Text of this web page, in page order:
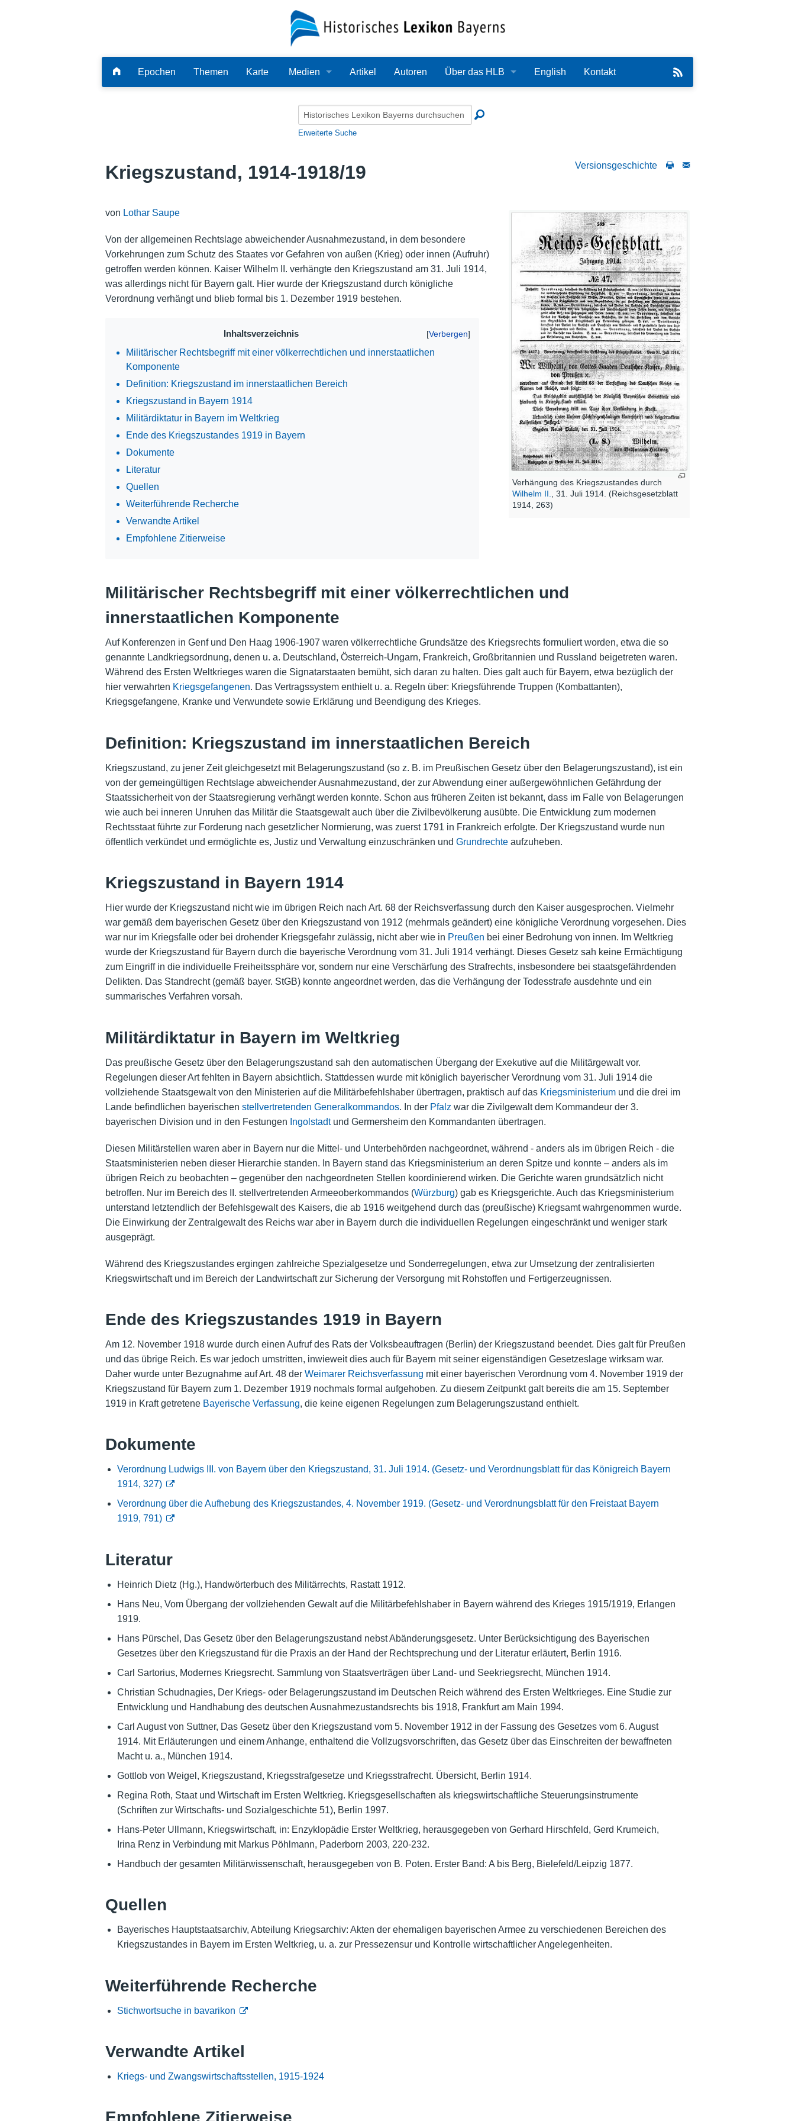
Epochen Themen Karte Medien
Audio
PDF
Artikel Autoren Über das HLB
Redaktion
Häufige Fragen
Nutzungshinweise
English Kontakt
Erweiterte Suche
Versionsgeschichte
Kriegszustand, 1914-1918/19
Verhängung des Kriegszustandes durch
Wilhelm II.
, 31. Juli 1914. (Reichsgesetzblatt
1914, 263)
von Lothar Saupe
Von der allgemeinen Rechtslage abweichender Ausnahmezustand, in dem besondere
Vorkehrungen zum Schutz des Staates vor Gefahren von außen (Krieg) oder innen (Aufruhr)
getroffen werden können. Kaiser Wilhelm II. verhängte den Kriegszustand am 31. Juli 1914,
was allerdings nicht für Bayern galt. Hier wurde der Kriegszustand durch königliche
Verordnung verhängt und blieb formal bis 1. Dezember 1919 bestehen.
Inhaltsverzeichnis
Militärischer Rechtsbegriff mit einer völkerrechtlichen und innerstaatlichen
Komponente
Definition: Kriegszustand im innerstaatlichen Bereich
Kriegszustand in Bayern 1914
Militärdiktatur in Bayern im Weltkrieg
Ende des Kriegszustandes 1919 in Bayern
Dokumente
Literatur
Quellen
Weiterführende Recherche
Verwandte Artikel
Empfohlene Zitierweise
Militärischer Rechtsbegriff mit einer völkerrechtlichen und
innerstaatlichen Komponente
Auf Konferenzen in Genf und Den Haag 1906-1907 waren völkerrechtliche Grundsätze des Kriegsrechts formuliert worden, etwa die so
genannte Landkriegsordnung, denen u. a. Deutschland, Österreich-Ungarn, Frankreich, Großbritannien und Russland beigetreten waren.
Während des Ersten Weltkrieges waren die Signatarstaaten bemüht, sich daran zu halten. Dies galt auch für Bayern, etwa bezüglich der
hier verwahrten Kriegsgefangenen. Das Vertragssystem enthielt u. a. Regeln über: Kriegsführende Truppen (Kombattanten),
Kriegsgefangene, Kranke und Verwundete sowie Erklärung und Beendigung des Krieges.
Definition: Kriegszustand im innerstaatlichen Bereich
Kriegszustand, zu jener Zeit gleichgesetzt mit Belagerungszustand (so z. B. im Preußischen Gesetz über den Belagerungszustand), ist ein
von der gemeingültigen Rechtslage abweichender Ausnahmezustand, der zur Abwendung einer außergewöhnlichen Gefährdung der
Staatssicherheit von der Staatsregierung verhängt werden konnte. Schon aus früheren Zeiten ist bekannt, dass im Falle von Belagerungen
wie auch bei inneren Unruhen das Militär die Staatsgewalt auch über die Zivilbevölkerung ausübte. Die Entwicklung zum modernen
Rechtsstaat führte zur Forderung nach gesetzlicher Normierung, was zuerst 1791 in Frankreich erfolgte. Der Kriegszustand wurde nun
öffentlich verkündet und ermöglichte es, Justiz und Verwaltung einzuschränken und Grundrechteaufzuheben.
Kriegszustand in Bayern 1914
Hier wurde der Kriegszustand nicht wie im übrigen Reich nach Art. 68 der Reichsverfassung durch den Kaiser ausgesprochen. Vielmehr
war gemäß dem bayerischen Gesetz über den Kriegszustand von 1912 (mehrmals geändert) eine königliche Verordnung vorgesehen. Dies
war nur im Kriegsfalle oder bei drohender Kriegsgefahr zulässig, nicht aber wie in Preußen bei einer Bedrohung von innen. Im Weltkrieg
wurde der Kriegszustand für Bayern durch die bayerische Verordnung vom 31. Juli 1914 verhängt. Dieses Gesetz sah keine Ermächtigung
zum Eingriff in die individuelle Freiheitssphäre vor, sondern nur eine Verschärfung des Strafrechts, insbesondere bei staatsgefährdenden
Delikten. Das Standrecht (gemäß bayer. StGB) konnte angeordnet werden, das die Verhängung der Todesstrafe ausdehnte und ein
summarisches Verfahren vorsah.
Militärdiktatur in Bayern im Weltkrieg
Das preußische Gesetz über den Belagerungszustand sah den automatischen Übergang der Exekutive auf die Militärgewalt vor.
Regelungen dieser Art fehlten in Bayern absichtlich. Stattdessen wurde mit königlich bayerischer Verordnung vom 31. Juli 1914 die
vollziehende Staatsgewalt von den Ministerien auf die Militärbefehlshaber übertragen, praktisch auf das Kriegsministeriumund die drei im
Lande befindlichen bayerischen stellvertretenden Generalkommandos. In der Pfalz war die Zivilgewalt dem Kommandeur der 3.
bayerischen Division und in den Festungen Ingolstadtund Germersheim den Kommandanten übertragen.
Diesen Militärstellen waren aber in Bayern nur die Mittel- und Unterbehörden nachgeordnet, während - anders als im übrigen Reich - die
Staatsministerien neben dieser Hierarchie standen. In Bayern stand das Kriegsministerium an deren Spitze und konnte – anders als im
übrigen Reich zu beobachten – gegenüber den nachgeordneten Stellen koordinierend wirken. Die Gerichte waren grundsätzlich nicht
betroffen. Nur im Bereich des II. stellvertretenden Armeeoberkommandos (Würzburg) gab es Kriegsgerichte. Auch das Kriegsministerium
unterstand letztendlich der Befehlsgewalt des Kaisers, die ab 1916 weitgehend durch das (preußische) Kriegsamt wahrgenommen wurde.
Die Einwirkung der Zentralgewalt des Reichs war aber in Bayern durch die individuellen Regelungen eingeschränkt und weniger stark
ausgeprägt.
Während des Kriegszustandes ergingen zahlreiche Spezialgesetze und Sonderregelungen, etwa zur Umsetzung der zentralisierten
Kriegswirtschaft und im Bereich der Landwirtschaft zur Sicherung der Versorgung mit Rohstoffen und Fertigerzeugnissen.
Ende des Kriegszustandes 1919 in Bayern
Am 12. November 1918 wurde durch einen Aufruf des Rats der Volksbeauftragen (Berlin) der Kriegszustand beendet. Dies galt für Preußen
und das übrige Reich. Es war jedoch umstritten, inwieweit dies auch für Bayern mit seiner eigenständigen Gesetzeslage wirksam war.
Daher wurde unter Bezugnahme auf Art. 48 der Weimarer Reichsverfassung mit einer bayerischen Verordnung vom 4. November 1919 der
Kriegszustand für Bayern zum 1. Dezember 1919 nochmals formal aufgehoben. Zu diesem Zeitpunkt galt bereits die am 15. September
1919 in Kraft getretene Bayerische Verfassung, die keine eigenen Regelungen zum Belagerungszustand enthielt.
Dokumente
Verordnung Ludwigs III. von Bayern über den Kriegszustand, 31. Juli 1914. (Gesetz- und Verordnungsblatt für das Königreich Bayern
1914, 327)
Verordnung über die Aufhebung des Kriegszustandes, 4. November 1919. (Gesetz- und Verordnungsblatt für den Freistaat Bayern
1919, 791)
Literatur
Heinrich Dietz (Hg.), Handwörterbuch des Militärrechts, Rastatt 1912.
Hans Neu, Vom Übergang der vollziehenden Gewalt auf die Militärbefehlshaber in Bayern während des Krieges 1915/1919, Erlangen
1919.
Hans Pürschel, Das Gesetz über den Belagerungszustand nebst Abänderungsgesetz. Unter Berücksichtigung des Bayerischen
Gesetzes über den Kriegszustand für die Praxis an der Hand der Rechtsprechung und der Literatur erläutert, Berlin 1916.
Carl Sartorius, Modernes Kriegsrecht. Sammlung von Staatsverträgen über Land- und Seekriegsrecht, München 1914.
Christian Schudnagies, Der Kriegs- oder Belagerungszustand im Deutschen Reich während des Ersten Weltkrieges. Eine Studie zur
Entwicklung und Handhabung des deutschen Ausnahmezustandsrechts bis 1918, Frankfurt am Main 1994.
Carl August von Suttner, Das Gesetz über den Kriegszustand vom 5. November 1912 in der Fassung des Gesetzes vom 6. August
1914. Mit Erläuterungen und einem Anhange, enthaltend die Vollzugsvorschriften, das Gesetz über das Einschreiten der bewaffneten
Macht u. a., München 1914.
Gottlob von Weigel, Kriegszustand, Kriegsstrafgesetze und Kriegsstrafrecht. Übersicht, Berlin 1914.
Regina Roth, Staat und Wirtschaft im Ersten Weltkrieg. Kriegsgesellschaften als kriegswirtschaftliche Steuerungsinstrumente
(Schriften zur Wirtschafts- und Sozialgeschichte 51), Berlin 1997.
Hans-Peter Ullmann, Kriegswirtschaft, in: Enzyklopädie Erster Weltkrieg, herausgegeben von Gerhard Hirschfeld, Gerd Krumeich,
Irina Renz in Verbindung mit Markus Pöhlmann, Paderborn 2003, 220-232.
Handbuch der gesamten Militärwissenschaft, herausgegeben von B. Poten. Erster Band: A bis Berg, Bielefeld/Leipzig 1877.
Quellen
Bayerisches Hauptstaatsarchiv, Abteilung Kriegsarchiv: Akten der ehemaligen bayerischen Armee zu verschiedenen Bereichen des
Kriegszustandes in Bayern im Ersten Weltkrieg, u. a. zur Pressezensur und Kontrolle wirtschaftlicher Angelegenheiten.
Weiterführende Recherche
Stichwortsuche in bavarikon
Verwandte Artikel
Kriegs- und Zwangswirtschaftsstellen, 1915-1924